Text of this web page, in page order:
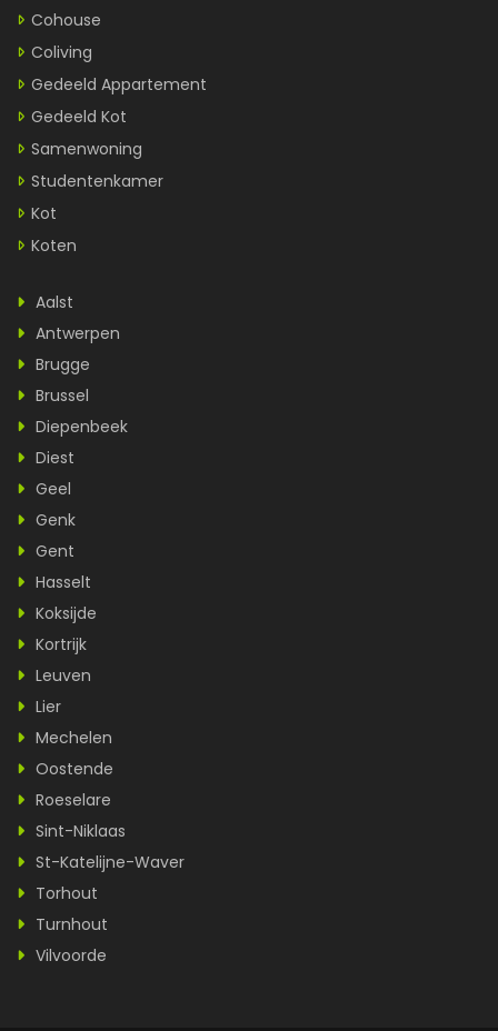
Cohouse
Coliving
Gedeeld Appartement
Gedeeld Kot
Samenwoning
Studentenkamer
Kot
Koten
Aalst
Antwerpen
Brugge
Brussel
Diepenbeek
Diest
Geel
Genk
Gent
Hasselt
Koksijde
Kortrijk
Leuven
Lier
Mechelen
Oostende
Roeselare
Sint-Niklaas
St-Katelijne-Waver
Torhout
Turnhout
Vilvoorde